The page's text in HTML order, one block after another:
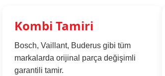
Kombi Tamiri
Bosch, Vaillant, Buderus gibi tüm
markalarda orijinal parça değişimli
garantili tamir.